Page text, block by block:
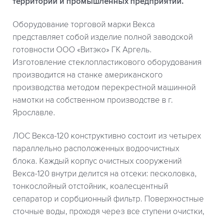
Оборудование торговой марки Векса
представляет собой изделие полной заводской
готовности ООО «Витэко» ГК Аргель.
Изготовление стеклопластикового оборудования
производится на станке американского
производства методом перекрестной машинной
намотки на собственном производстве в г.
Ярославле.
ЛОС Векса-120 конструктивно состоит из четырех
параллельно расположенных водоочистных
блока. Каждый корпус очистных сооружений
Векса-120 внутри делится на отсеки: песколовка,
тонкослойный отстойник, коалесцентный
сепаратор и сорбционный фильтр. Поверхностные
сточные воды, проходя через все ступени очистки,